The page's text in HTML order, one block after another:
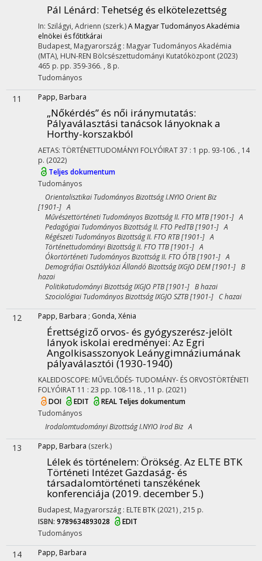
Pál Lénárd: Tehetség és elkötelezettség
In: Szilágyi, Adrienn (szerk.)A Magyar Tudományos Akadémia
elnökei és főtitkárai
Budapest, Magyarország : Magyar Tudományos Akadémia
(MTA), HUN-REN Bölcsészettudományi Kutatóközpont (2023)
465 p. pp. 359-366. , 8 p.
Tudományos
11 Papp, Barbara
„Nőkérdés” és női iránymutatás:
Pályaválasztási tanácsok lányoknak a
Horthy-korszakból
AETAS: TÖRTÉNETTUDOMÁNYI FOLYÓIRAT37 : 1 pp. 93-106. , 14
p. (2022)
Teljes dokumentum
Tudományos
Orientalisztikai Tudományos Bizottság I.NYIO Orient Biz
[1901-] A
Művészettörténeti Tudományos Bizottság II. FTO MTB [1901-] A
Pedagógiai Tudományos Bizottság II. FTO PedTB [1901-] A
Régészeti Tudományos Bizottság II. FTO RTB [1901-] A
Történettudományi Bizottság II. FTO TTB [1901-] A
Ókortörténeti Tudományos Bizottság II. FTO ÓTB [1901-] A
Demográfiai Osztályközi Állandó Bizottság IXGJO DEM [1901-] B
hazai
Politikatudományi Bizottság IXGJO PTB [1901-] B hazai
Szociológiai Tudományos Bizottság IXGJO SZTB [1901-] C hazai
12 Papp, Barbara ; Gonda, Xénia
Érettségiző orvos- és gyógyszerész-jelölt
lányok iskolai eredményei: Az Egri
Angolkisasszonyok Leánygimnáziumának
pályaválasztói (1930-1940)
KALEIDOSCOPE: MŰVELŐDÉS- TUDOMÁNY- ÉS ORVOSTÖRTÉNETI
FOLYÓIRAT 11 : 23 pp. 108-118. , 11 p. (2021)
DOI
EDIT REAL Teljes dokumentum
Tudományos
Irodalomtudományi Bizottság I.NYIO Irod Biz A
13 Papp, Barbara (szerk.)
Lélek és történelem: Örökség. Az ELTE BTK
Történeti Intézet Gazdaság- és
társadalomtörténeti tanszékének
konferenciája (2019. december 5.)
Budapest, Magyarország : ELTE BTK (2021) , 215 p.
ISBN: 9789634893028
EDIT
Tudományos
14 Papp, Barbara